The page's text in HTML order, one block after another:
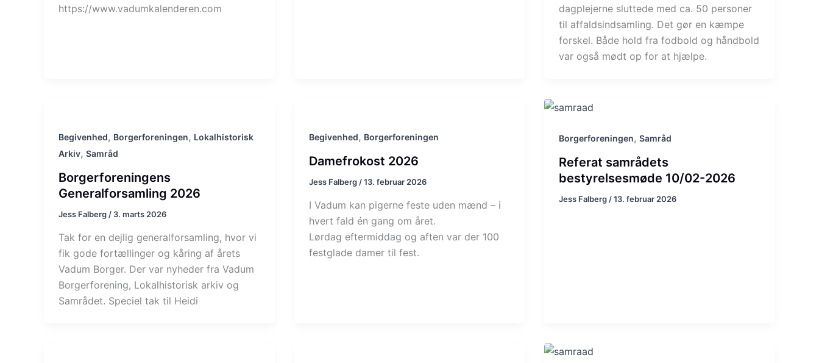
https://www.vadumkalenderen.com
dagplejerne sluttede med ca. 50 personer
til affaldsindsamling. Det gør en kæmpe
forskel. Både hold fra fodbold og håndbold
var også mødt op for at hjælpe.
Begivenhed, Borgerforeningen, Lokalhistorisk
Arkiv, Samråd
Borgerforeningens
Generalforsamling 2026
Jess Falberg / 3. marts 2026
Tak for en dejlig generalforsamling, hvor vi
fik gode fortællinger og kåring af årets
Vadum Borger. Der var nyheder fra Vadum
Borgerforening, Lokalhistorisk arkiv og
Samrådet. Speciel tak til Heidi
Begivenhed, Borgerforeningen
Damefrokost 2026
Jess Falberg /13. februar 2026
I Vadum kan pigerne feste uden mænd – i
hvert fald én gang om året.
Lørdag eftermiddag og aften var der 100
festglade damer til fest.
Borgerforeningen,Samråd
Referat samrådets
bestyrelsesmøde 10/02-2026
Jess Falberg /13. februar 2026